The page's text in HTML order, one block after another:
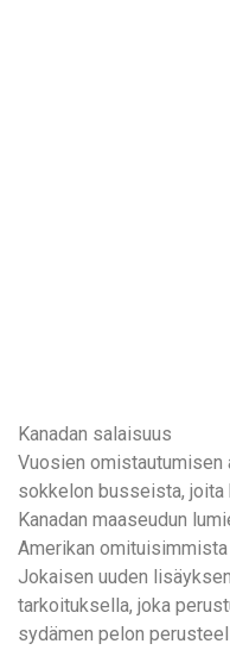
Kanadan salaisuus
Vuosien omistautumisen
sokkelon busseista, joita
Kanadan maaseudun
Amerikan
Jokaisen uuden
tarkoituksella, joka
sydämen pelon